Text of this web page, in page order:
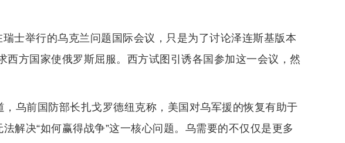
士举行的乌克兰问题国际会议，只是为了讨论泽连斯基版本
西方国家使俄罗斯屈服。西方试图引诱各国参加这一会议，然
乌前国防部长扎戈罗德纽克称，美国对乌军援的恢复有助于
解决“如何赢得战争”这一核心问题。乌需要的不仅仅是更多